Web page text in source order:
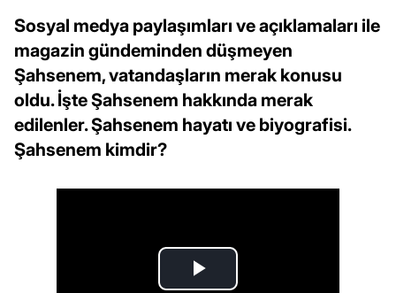
Sosyal medya paylaşımları ve açıklamaları ile
magazin gündeminden düşmeyen
Şahsenem, vatandaşların merak konusu
oldu. İşte Şahsenem hakkında merak
edilenler. Şahsenem hayatı ve biyografisi.
Şahsenem kimdir?